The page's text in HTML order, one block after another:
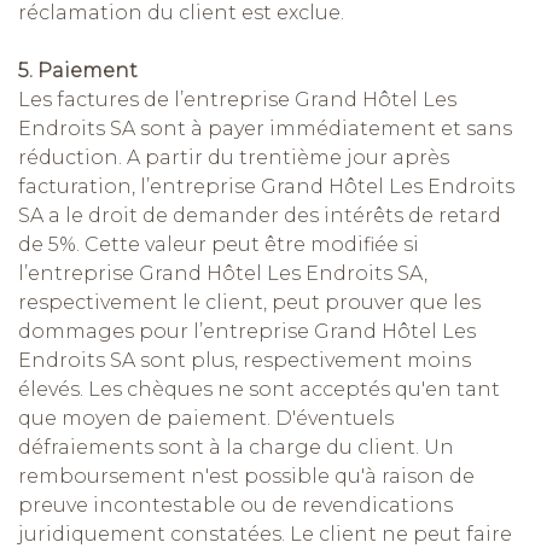
réclamation du client est exclue.
5. Paiement
Les factures de l’entreprise Grand Hôtel Les
Endroits SA sont à payer immédiatement et sans
réduction. A partir du trentième jour après
facturation, l’entreprise Grand Hôtel Les Endroits
SA a le droit de demander des intérêts de retard
de 5%. Cette valeur peut être modifiée si
l’entreprise Grand Hôtel Les Endroits SA,
respectivement le client, peut prouver que les
dommages pour l’entreprise Grand Hôtel Les
Endroits SA sont plus, respectivement moins
élevés. Les chèques ne sont acceptés qu'en tant
que moyen de paiement. D'éventuels
défraiements sont à la charge du client. Un
remboursement n'est possible qu'à raison de
preuve incontestable ou de revendications
juridiquement constatées. Le client ne peut faire